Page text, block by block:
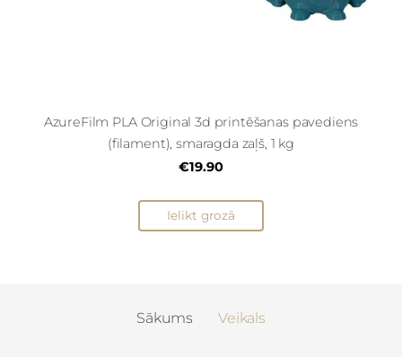
AzureFilm PLA Original 3d printēšanas pavediens
(filament), smaragda zaļš, 1 kg
€19.90
Ielikt grozā
Sākums Veikals